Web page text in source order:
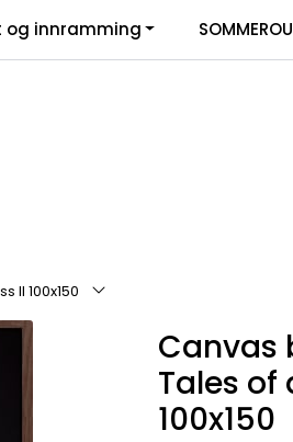
og innramming
II 100x150
Canvas
Tales of
100x150